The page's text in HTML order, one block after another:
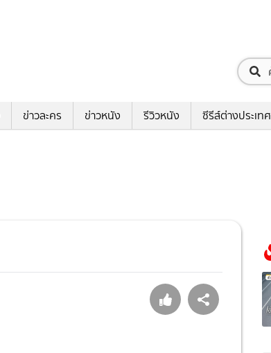
ข่าวละคร ข่าวหนัง รีวิวหนัง ซีรีส์ต่างประเทศ